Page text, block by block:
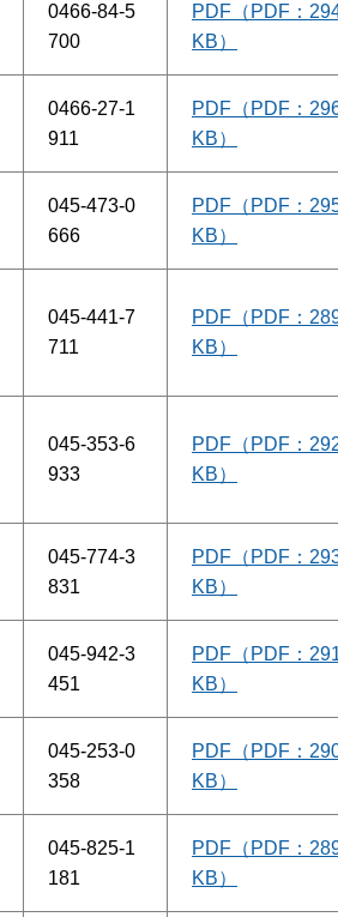
0466-84-5
700
PDF（PDF：
KB）
0466-27-1
911
PDF（PDF：
KB）
045-473-0
666
PDF（PDF：
KB）
045-441-7
711
PDF（PDF：
KB）
045-353-6
933
PDF（PDF：
KB）
045-774-3
831
PDF（PDF：
KB）
045-942-3
451
PDF（PDF：
KB）
045-253-0
358
PDF（PDF：
KB）
045-825-1
181
PDF（PDF：
KB）